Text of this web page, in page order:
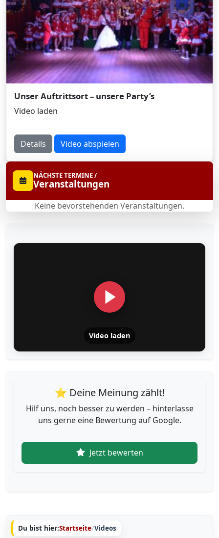
Unser Auftrittsort – unsere Party’s
Video laden
Details Video abspielen
NÄCHSTE TERMINE /
Veranstaltungen
Keine bevorstehenden Veranstaltungen.
Video laden
⭐ Deine Meinung zählt!
Hilf uns, noch besser zu werden – hinterlasse
uns gerne eine Bewertung auf Google.
Jetzt bewerten
Du bist hier:Startseite/Videos